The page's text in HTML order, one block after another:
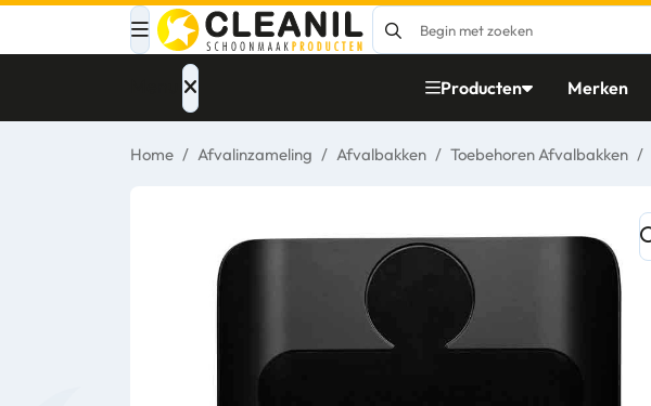
Producten
Materialen
Papier – Dispensers
Merken
Home / Afvalinzameling / Afvalbakken / Toebehoren Afvalbakken /